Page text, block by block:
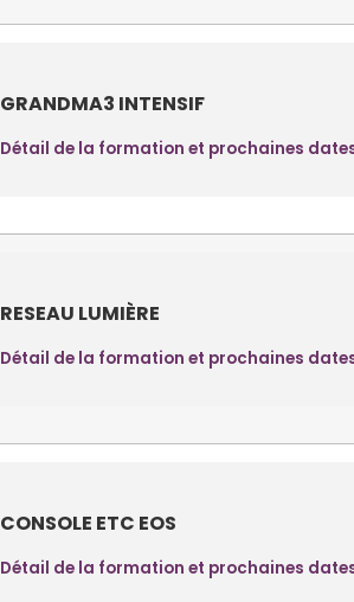
GRANDMA3 INTENSIF
Détail de la formation et prochaines
RESEAU LUMIÈRE
Détail de la formation et prochaines
CONSOLE ETC EOS
Détail de la formation et prochaines